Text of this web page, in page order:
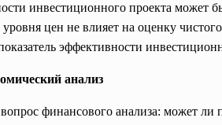
инвестиционного проекта может
цен не влияет на оценку
эффективности
анализ
финансового анализа: может ли